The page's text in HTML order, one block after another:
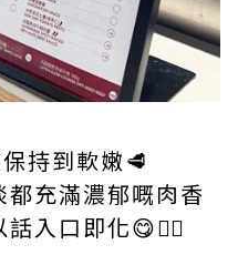
持到軟嫩🥩
充滿濃郁嘅肉香
入口即化😋👍🏻